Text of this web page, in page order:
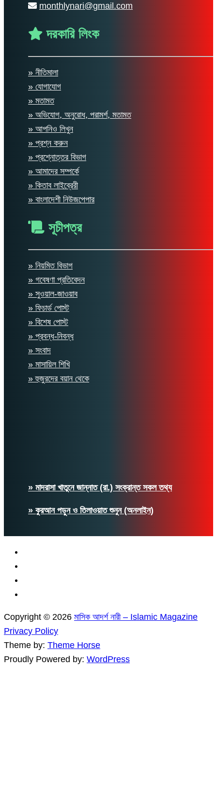
monthlynari@gmail.com
দরকারি লিংক
» নীতিমালা
» যোগাযোগ
» মতামত
» অভিযোগ, অনুরোধ, পরামর্শ, মতামত
» আপনিও লিখুন
» প্রশ্ন করুন
» প্রশ্নোত্তর বিভাগ
» আমাদের সম্পর্কে
» কিতাব লাইব্রেরী
» বাংলাদেশী নিউজপেপার
সূচীপত্র
» নিয়মিত বিভাগ
» গবেষণা প্রতিবেদন
» সুওয়াল-জাওয়াব
» ফিচার্ড পোস্ট
» বিশেষ পোস্ট
» প্রবন্ধ-নিবন্ধ
» সংবাদ
» মাসায়িল শিখি
» হুজুরদের বয়ান থেকে
» মাদরাসা খাতুনে জান্নাত (রা.) সংক্রান্ত সকল তথ্য
» কুরআন পড়ুন ও তিলাওয়াত শুনুন (অনলাইন)
Copyright © 2026 মাসিক আদর্শ নারী – Islamic Magazine
Privacy Policy
Theme by: Theme Horse
Proudly Powered by: WordPress